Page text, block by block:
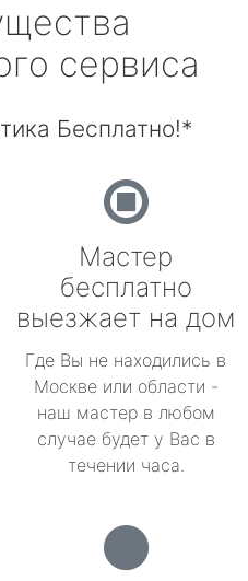
сервиса
Бесплатно!*
Мастер
бесплатно
выезжает на дом
Где Вы не находились в
Москве или области -
наш мастер в любом
случае будет у Вас в
течении часа.